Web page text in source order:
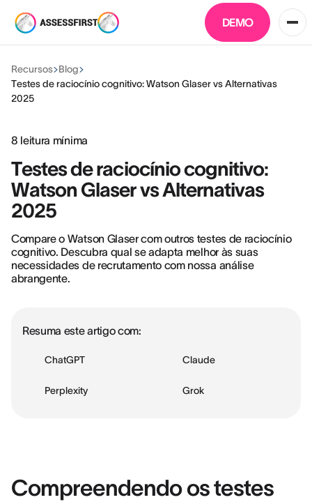
DEMO
Recursos Blog
Testes de raciocínio cognitivo: Watson Glaser vs Alternativas
2025
8 leitura mínima
Testes de raciocínio cognitivo:
Watson Glaser vs Alternativas
2025
Compare o Watson Glaser com outros testes de raciocínio
cognitivo. Descubra qual se adapta melhor às suas
necessidades de recrutamento com nossa análise
abrangente.
Resuma este artigo com:
ChatGPT Claude
Perplexity Grok
Compreendendo os testes